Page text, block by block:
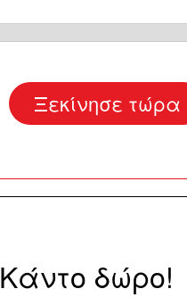
Ξεκίνησε τώρα
Κάντο δώρο!